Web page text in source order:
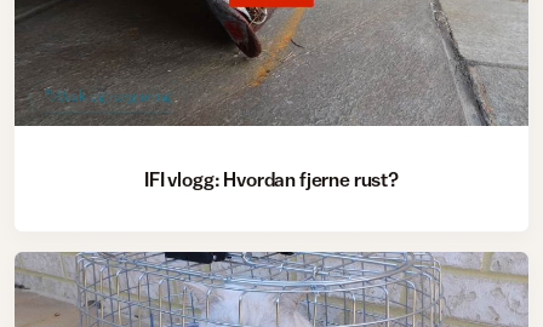
Vask og rengjøring
IFI vlogg: Hvordan fjerne rust?